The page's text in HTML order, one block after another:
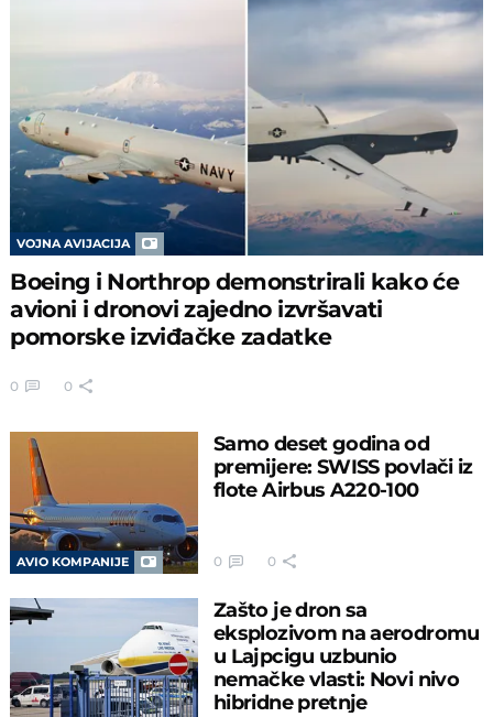
VOJNA AVIJACIJA
Boeing i Northrop demonstrirali kako će
avioni i dronovi zajedno izvršavati
pomorske izviđačke zadatke
0 0
AVIO KOMPANIJE
Samo deset godina od
premijere: SWISS povlači iz
flote Airbus A220-100
0 0
Zašto je dron sa
eksplozivom na aerodromu
u Lajpcigu uzbunio
nemačke vlasti: Novi nivo
hibridne pretnje